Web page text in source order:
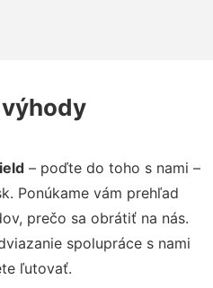
– poďte do toho s nami –
Ponúkame vám prehľad
prečo sa obrátiť na nás.
spolupráce s nami
ľutovať.